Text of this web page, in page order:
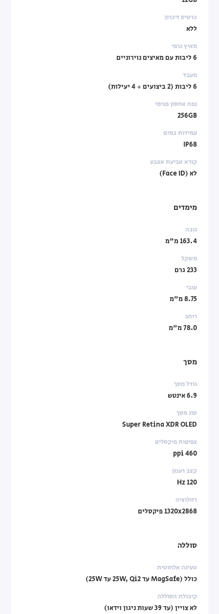
כרטיס זיכרון
ללא
מאיץ גרפי
6 ליבות עם מאיצים נוירוניים
מעבד
6 ליבות (2 ביצועים + 4 יעילות)
נפח אחסון פנימי
256GB
עמידות במים
IP68
קורא טביעת אצבע
לא (Face ID)
מימדים
גובה
163.4 מ"מ
משקל
233 גרם
עובי
8.75 מ"מ
רוחב
78.0 מ"מ
מסך
גודל מסך
6.9 אינטש
סוג מסך
Super Retina XDR OLED
צפיפות פיקסלים
460 ppi
קצב רענון
120 Hz
רזולוציה
1320x2868 פיקסלים
סוללה
טעינה אלחוטית
כולל (MagSafe עד 25W, Qi2 עד 25W)
קיבולת הסוללה
לא צויין (עד 39 שעות ניגון וידאו)